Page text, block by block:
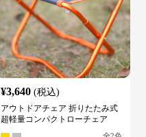
¥3,640 (税込)
アウトドアチェア 折りたたみ式
超軽量コンパクトローチェア